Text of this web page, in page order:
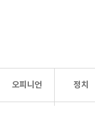
오피니언 정치